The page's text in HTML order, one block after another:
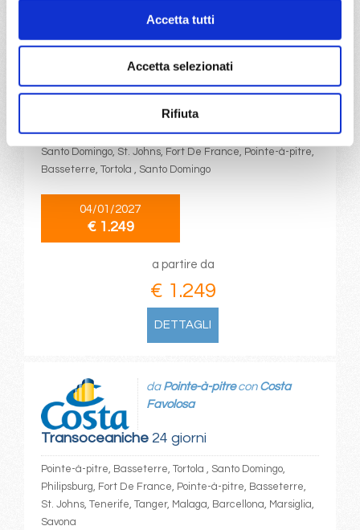
Accetta tutti
Accetta selezionati
Rifiuta
daSanto Domingo
Favolosa
Santo Domingo, St. Johns, Fort De France, Pointe-à-pitre,
Basseterre, Tortola , Santo Domingo
04/01/2027
€ 1.249
a partire da
€ 1.249
DETTAGLI
Transoceaniche24 giorni
da Pointe-à-pitrecon Costa
Favolosa
Pointe-à-pitre, Basseterre, Tortola , Santo Domingo,
Philipsburg, Fort De France, Pointe-à-pitre, Basseterre,
St. Johns, Tenerife, Tanger, Malaga, Barcellona, Marsiglia,
Savona